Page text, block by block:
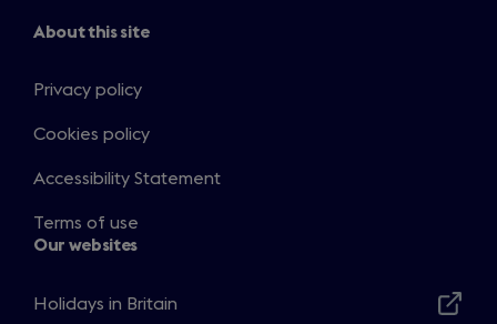
)
About this site
Privacy policy
Cookies policy
Accessibility Statement
Terms of use
Our websites
Holidays in Britain